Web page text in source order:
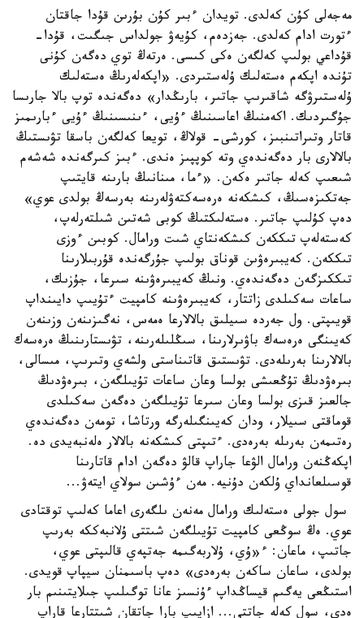
مەجەلى كۇن كەلدى. تويدان ءبىر كۇن بۇرىن قۇدا جاقتان
ءتورت ادام كەلدى. جەزدەم، كۇيەۋ جولداس جىگىت، قۇدا-
قۇداعي بولىپ كەلگەن ەكى كىسى. ەرتەڭ توي دەگەن كۇنى
تۇندە اپكەم ەستەلىك ۇلەستىردى. «اپكەلەرىڭ ەستەلىك
ۇلەستىرۋگە شاقىرىپ جاتىر، بارىڭدار» دەگەندە توپ بالا جارىسا
جۇگىردىك. اكەمنىڭ اعاسىنىڭ ءۇيى، ءىنىسىنىڭ ءۇيى ءبارىمىز
قاتار وتىراتىنبىز، كورشى- قولاڭ، تويعا كەلگەن باسقا تۋىستىڭ
بالالارى بار دەگەندەي وتە كوپپىز ەندى. ءبىز كىرگەندە شەشەم
شىعىپ كەلە جاتىر ەكەن. «ءما، مىنانىڭ بارىنە قايتىپ
جەتكىزەسىڭ، كىشكەنە ەرەسەكتەۋلەرىنە بەرسەڭ بولدى عوي»
دەپ كۇلىپ جاتىر. ەستەلىكتىڭ كوبى شەتىن شىلتەرلەپ،
كەستەلەپ تىككەن كىشكەنتاي شىت ورامال. كوبىن ءوزى
تىككەن. كەيبىرەۋىن قوناق بولىپ جۇرگەندە قۇربىلارىنا
تىككىزگەن دەگەندەي. ونىڭ كەيبىرەۋىنە سىرعا، جۇزىك،
ساعات سەكىلدى زاتتار، كەيبىرەۋىنە كامپيت ءتۇيىپ دايىنداپ
قويىپتى. ول جەردە سىيلىق بالالارعا ەمەس، نەگىزىنەن وزىنەن
كەيىنگى ەرەسەك باۋىرلارىنا، سىڭلىلەرىنە، تۋىستارىنىڭ ەرەسەك
بالالارىنا بەرىلەدى. تۋىستىق قاتىناستى ولشەي وتىرىپ، مىسالى،
بىرەۋدىڭ تۇڭعىشى بولسا وعان ساعات تۇيىلگەن، بىرەۋدىڭ
جالعىز قىزى بولسا وعان سىرعا تۇيىلگەن دەگەن سەكىلدى
قوماقتى سىيلار، ودان كەيىنگىلەرگە ورتاشا، تومەن دەگەندەي
رەتىمەن بەرىلە بەرەدى. ءتىپتى كىشكەنە بالالار ەلەنبەيدى دە.
اپكەڭنەن ورامال الۋعا جاراپ قالۋ دەگەن ادام قاتارىنا
قوسىلعانداي ۇلكەن دۇنيە. مەن ءۇشىن سولاي ايتەۋ...
سول جولى ەستەلىك ورامال مەنەن ىلگەرى اعاما كەلىپ توقتادى
عوي. ەڭ سوڭعى كامپيت تۇيىلگەن شىتتى ۇلانبەككە بەرىپ
جاتىپ، ماعان: ء«ۇي، ۇلاربەگىمە جەتپەي قالىپتى عوي،
بولدى، ساعان ساكەن بەرەدى» دەپ باسىمنان سيپاپ قويدى.
استىڭعى يەگىم قيساڭداپ ءۇنسىز عانا توگىلىپ جىلايتىنىم بار